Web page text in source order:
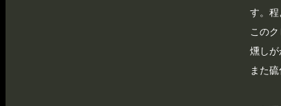
す。程
この
燻しが
また